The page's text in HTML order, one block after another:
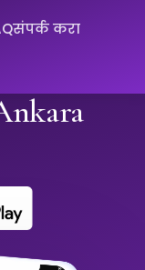
संपर्क करा